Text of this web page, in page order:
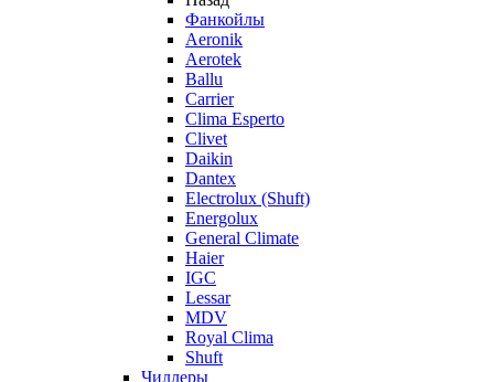
Фанкойлы
Aeronik
Aerotek
Ballu
Carrier
Clima Esperto
Clivet
Daikin
Dantex
Electrolux (Shuft)
Energolux
General Climate
Haier
IGC
Lessar
MDV
Royal Clima
Shuft
Чиллеры